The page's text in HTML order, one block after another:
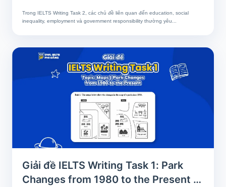
Trong IELTS Writing Task 2, các chủ đề liên quan đến education, social
inequality, employment và government responsibility thường yêu...
Giải đề IELTS Writing Task 1: Park
Changes from 1980 to the Present |